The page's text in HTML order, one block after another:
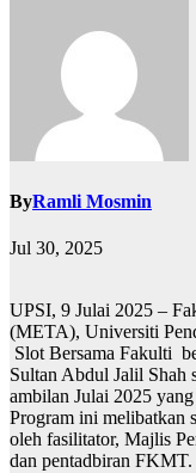
ByRamli Mosmin
Jul 30, 2025
UPSI, 9 Julai 2025 –
(META), Universiti
Slot Bersama Fakulti
Sultan Abdul Jalil Shah
ambilan Julai 2025
Program ini melibatkan
oleh fasilitator, Majlis
dan pentadbiran FKMT.